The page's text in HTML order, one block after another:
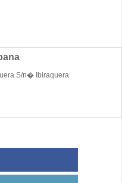
S/n� Ibiraquera